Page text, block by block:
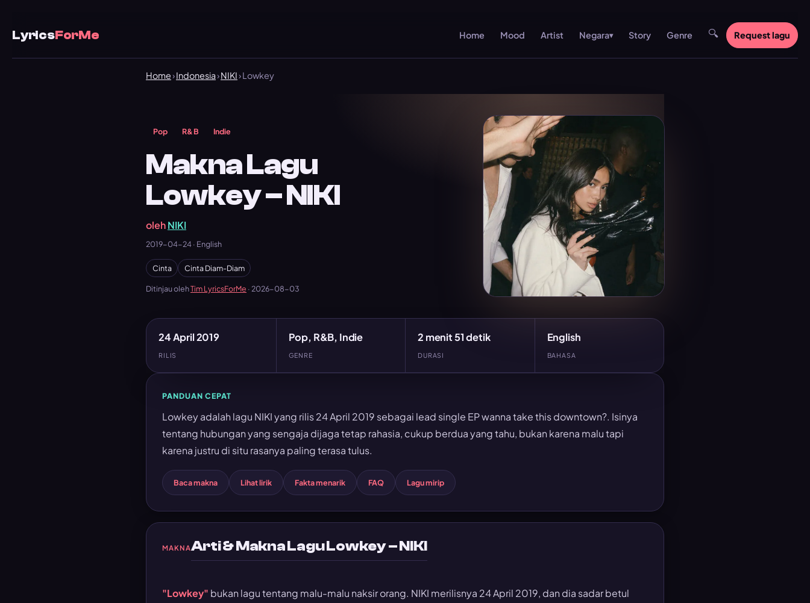
LyricsForMe Home Mood Artist Negara▾ Story Genre 🔍 Request lagu
Home›Indonesia›NIKI› Lowkey
Pop R&B Indie
Makna Lagu
Lowkey – NIKI
olehNIKI
2019-04-24 · English
Cinta Cinta Diam-Diam
Ditinjau olehTim LyricsForMe ·2026-08-03
24 April 2019
RILIS
Pop, R&B, Indie
GENRE
2 menit 51 detik
DURASI
English
BAHASA
PANDUAN CEPAT
Lowkey adalah lagu NIKI yang rilis 24 April 2019 sebagai lead single EP wanna take this downtown?. Isinya
tentang hubungan yang sengaja dijaga tetap rahasia, cukup berdua yang tahu, bukan karena malu tapi
karena justru di situ rasanya paling terasa tulus.
Baca makna Lihat lirik Fakta menarik FAQ Lagu mirip
MAKNAArti & Makna Lagu Lowkey – NIKI
"Lowkey" bukan lagu tentang malu-malu naksir orang. NIKI merilisnya 24 April 2019, dan dia sadar betul